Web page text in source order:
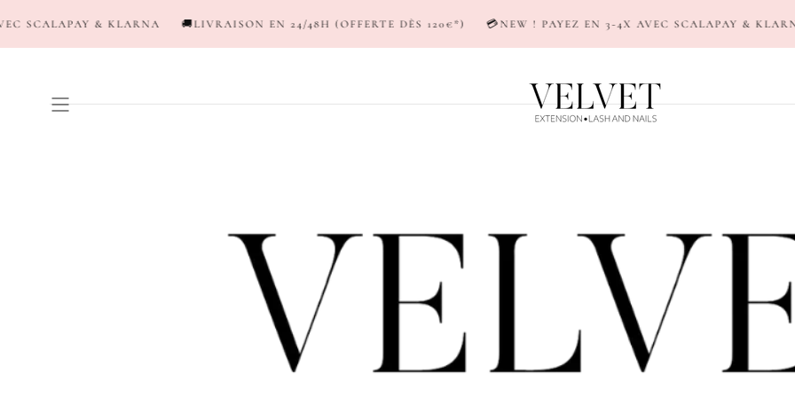
PASSER AU
🚚LIVRAISON EN 24/48H (OFFERTE DÈS 120€*) 💳NEW ! PAYEZ EN 3-4X AVEC SCALAPAY & KLARNA 🚚LIVRAISON